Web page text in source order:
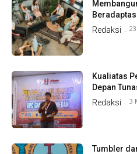
Redaksi -
Kualiatas
Depan
Redaksi - 3
Tumbler